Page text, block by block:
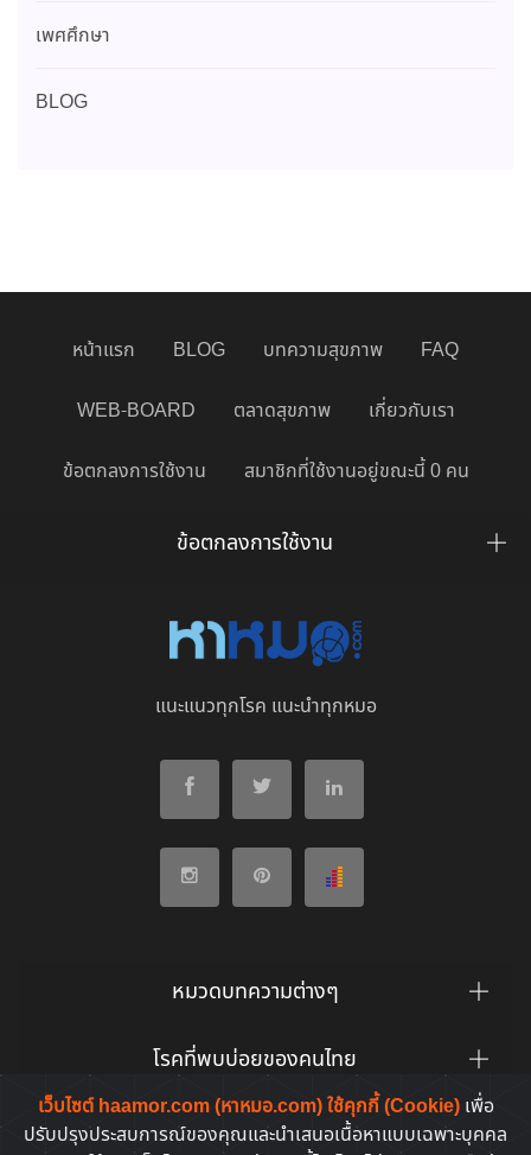
เพศศึกษา
BLOG
เว็บไซต์ haamor.com (หาหมอ.com) ใช้คุกกี้ (Cookie) เพื่อ
ปรับปรุงประสบการณ์ของคุณและนำเสนอเนื้อหาแบบเฉพาะบุคคล
หน้าแรก BLOG บทความสุขภาพ FAQ
WEB-BOARD ตลาดสุขภาพ เกี่ยวกับเรา
ข้อตกลงการใช้งาน สมาชิกที่ใช้งานอยู่ขณะนี้ 0 คน
ข้อตกลงการใช้งาน
แนะแนวทุกโรค แนะนำทุกหมอ
หมวดบทความต่างๆ
โรคที่พบบ่อยของคนไทย
ยาที่คนไทยค้นหาบ่อย